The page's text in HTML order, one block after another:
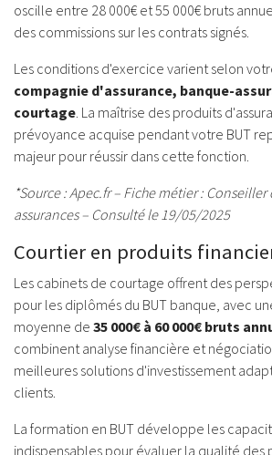
oscille entre 28 000€ et 55 000€ bruts
des commissions sur les contrats signés.
Les conditions d'exercice varient selon
compagnie d'assurance, banque-
courtage. La maîtrise des produits
prévoyance acquise pendant votre BUT
majeur pour réussir dans cette fonction.
*Source : Apec.fr – Fiche métier :
assurances – Consulté le 19/05/2025
Courtier en produits
Les cabinets de courtage offrent des
pour les diplômés du BUT banque, avec
moyenne de 35 000€ à 60 000€ bruts
combinent analyse financière et
meilleures solutions d'investissement
clients.
La formation en BUT développe les
indispensables pour évaluer la qualité des